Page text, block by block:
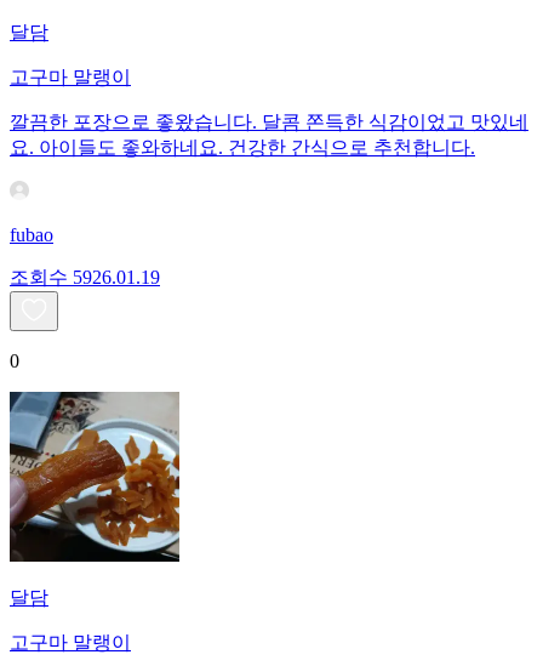
달담
고구마 말랭이
깔끔한 포장으로 좋왔습니다. 달콤 쫀득한 식감이었고 맛있네
요. 아이들도 좋와하네요. 건강한 간식으로 추천합니다.
fubao
조회수 5926.01.19
0
달담
고구마 말랭이